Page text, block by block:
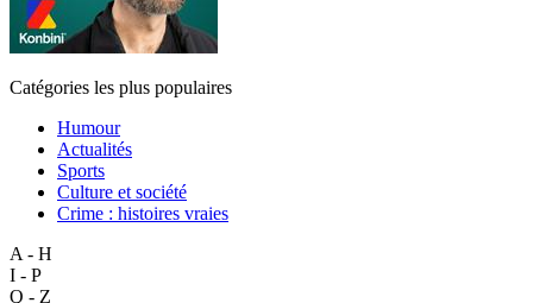
Catégories les plus populaires
Humour
Actualités
Sports
Culture et société
Crime : histoires vraies
A - H
I - P
Q - Z